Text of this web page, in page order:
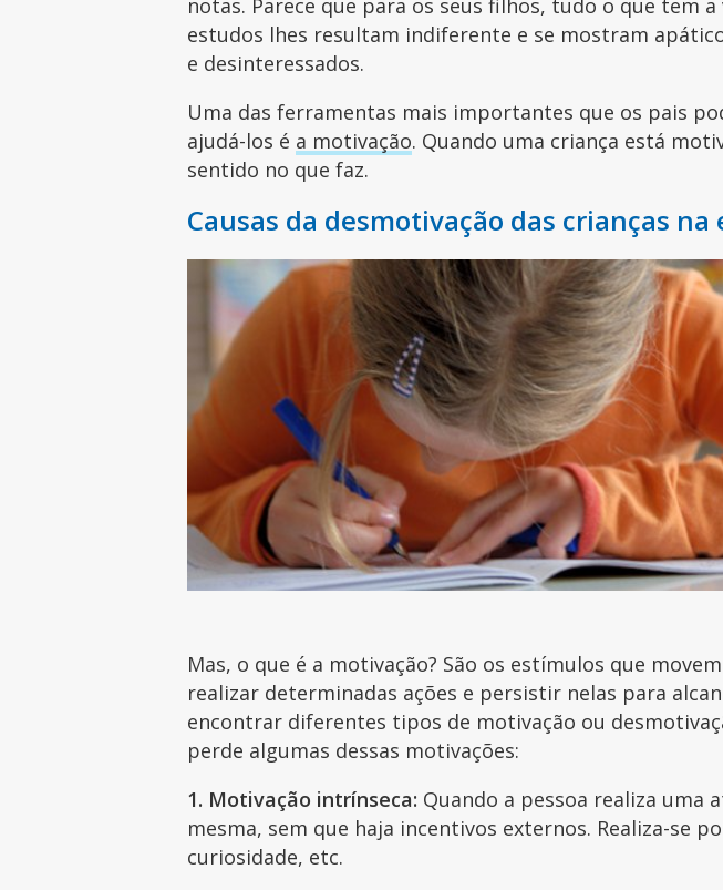
notas. Parece que para os seus filhos, tudo o que tem a
estudos lhes resultam indiferente e se mostram
e desinteressados.
Uma das ferramentas mais importantes que os pais
ajudá-los é a motivação. Quando uma criança está
sentido no que faz.
Causas da desmotivação das crianças na
Mas, o que é a motivação? São os estímulos que
realizar determinadas ações e persistir nelas para
encontrar diferentes tipos de motivação ou
perde algumas dessas motivações:
1. Motivação intrínseca: Quando a pessoa realiza uma
mesma, sem que haja incentivos externos. Realiza-se
curiosidade, etc.